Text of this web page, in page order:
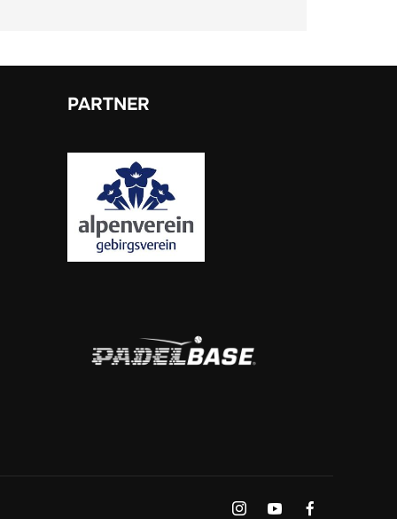
PARTNER